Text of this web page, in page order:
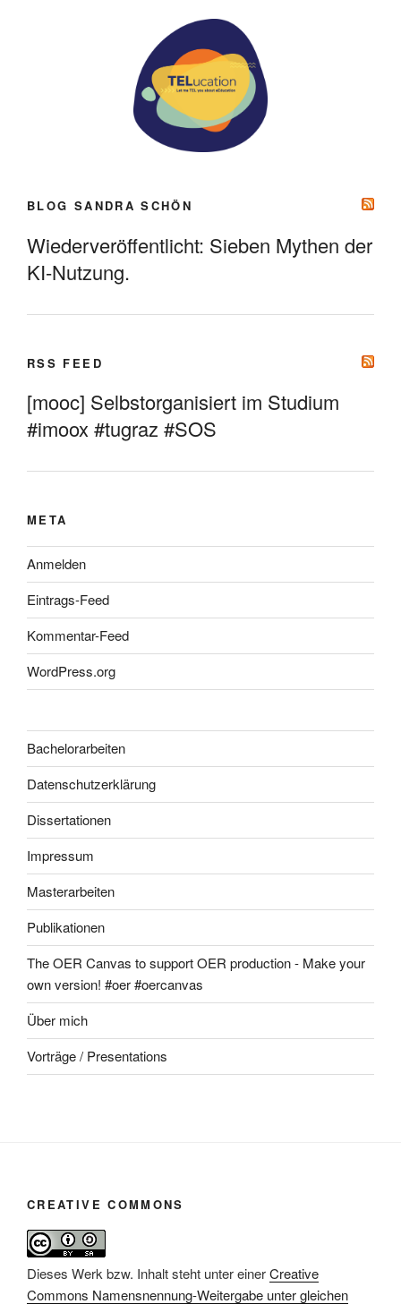
BLOG SANDRA SCHÖN
Wiederveröffentlicht: Sieben Mythen der
KI-Nutzung.
RSS FEED
[mooc] Selbstorganisiert im Studium
#imoox #tugraz #SOS
META
Anmelden
Eintrags-Feed
Kommentar-Feed
WordPress.org
Bachelorarbeiten
Datenschutzerklärung
Dissertationen
Impressum
Masterarbeiten
Publikationen
The OER Canvas to support OER production - Make your
own version! #oer #oercanvas
Über mich
Vorträge / Presentations
CREATIVE COMMONS
Dieses Werk bzw. Inhalt steht unter einerCreative
Commons Namensnennung-Weitergabe unter gleichen